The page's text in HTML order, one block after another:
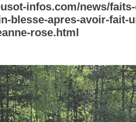
infos.com/news/
blesse-apres-avoir-fait-
rose.html